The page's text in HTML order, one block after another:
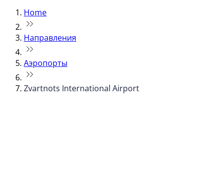
Home
Направления
Аэропорты
Zvartnots International Airport